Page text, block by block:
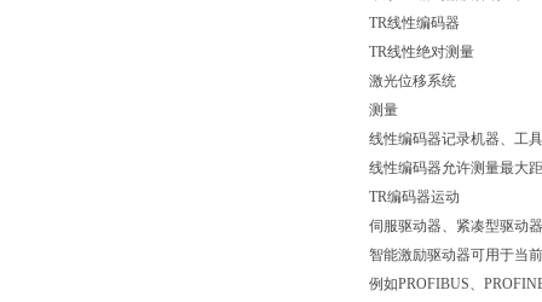
TR线性编码器
TR线性绝对测量
激光位移系统
测量
线性编码器记录机器、工
线性编码器允许测量最大
TR编码器运动
伺服驱动器、紧凑型驱动
智能激励驱动器可用于当
例如PROFIBUS、